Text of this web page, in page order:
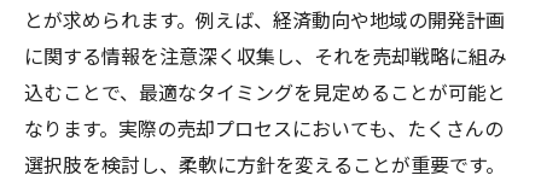
とが求められます。例えば、経済動向や地域の開発計画
に関する情報を注意深く収集し、それを売却戦略に組み
込むことで、最適なタイミングを見定めることが可能と
なります。実際の売却プロセスにおいても、たくさんの
選択肢を検討し、柔軟に方針を変えることが重要です。